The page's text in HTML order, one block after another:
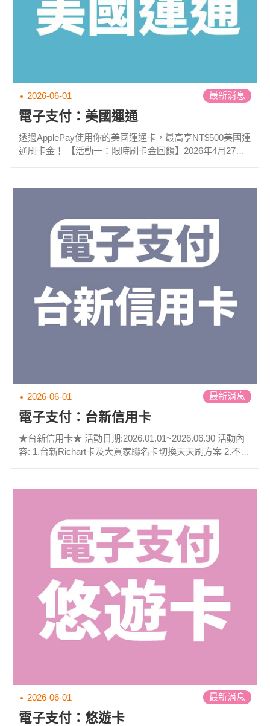
2026-06-01 最新消息
電子支付：美國運通
透過ApplePay使用你的美國運通卡，最高享NT$500美國運
通刷卡金！ 【活動一：限時刷卡金回饋】2026年4月27日
動期間內使用ApplePay於美國運通特約商店感應支付，單
卡帳戶最高享NT$200刷卡金回饋！ 【活動二：新戶加碼回
饋】2026年4月27日至2026年7月26日止，新申辦且核卡...
2026-06-01 最新消息
電子支付：台新信用卡
★台新信用卡★ 活動日期:2026.01.01~2026.06.30 活動內
容: 1.台新Richart卡及大買家聯名卡切換天天刷方案 2.不限
2026-06-01 最新消息
電子支付：悠遊卡